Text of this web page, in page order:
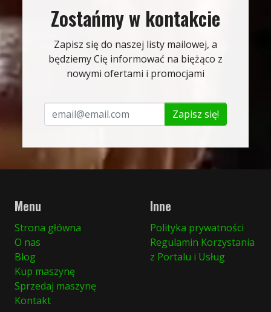
Zostańmy w kontakcie
Zapisz się do naszej listy mailowej, a
będziemy Cię informować na biężąco z
nowymi ofertami i promocjami
Zapisz się!
Menu
Strona główna
O nas
Blog
Kup maszynę
Sprzedaj maszynę
Kontakt
Inne
Polityka prywatności
Regulamin Korzystania
z Portalu i Usług